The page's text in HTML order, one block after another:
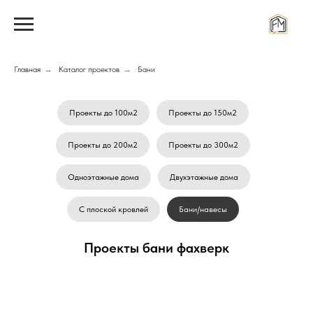
Главная → Каталог проектов → Бани
Проекты до 100м2 Проекты до 150м2
Проекты до 200м2 Проекты до 300м2
Одноэтажные дома Двухэтажные дома
С плоской кровлей Бани/навесы
Проекты бани фахверк